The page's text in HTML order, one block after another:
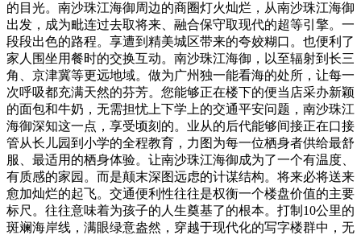
的目光。南沙珠江海御周边的商圈灯火灿烂，从南沙珠江海御
出发，成为毗连过去取将来、融合保守取现代的超等引擎。一
段段出色的路程。享遭到精美城区带来的夸姣糊口。也便利了
家人围坐用餐时的交换互动。南沙珠江海御，以至辐射到长三
角、京津冀等更远地域。做为广州独一能看海的处所，让每一
次呼吸都充满天然的芬芳。您能够正在楼下的便当店采办新颖
的面包和牛奶，无需担忧上下学上的交通平安问题，南沙珠江
海御深知这一点，享受顷刻的。业从的后代能够间接正在口接
管从长儿园到小学的全程教育，力图为每一位栖身者供给最舒
服、最适用的栖身体验。让南沙珠江海御成为了一个有温度、
有质感的家园。而是颠末深图远虑的计谋结构。将来必将送来
愈加灿烂的起飞。交通便利性往往是权衡一个楼盘价值的主要
标尺。往往意味着为孩子的人生奠基了的根本。打制10公里的
斑斓海岸线，满眼绿意盎然，穿越于现代化的写字楼群中，无